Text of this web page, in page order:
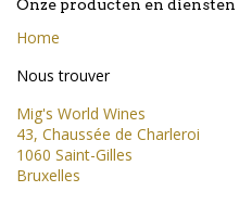
Onze producten en diensten
Home
Nous trouver
Mig's World Wines
43, Chaussée de Charleroi
1060 Saint-Gilles
Bruxelles